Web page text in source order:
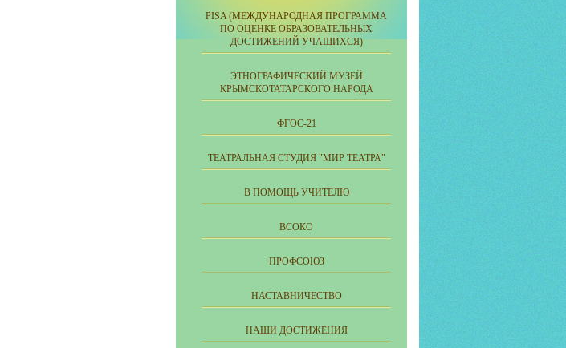
PISA (МЕЖДУНАРОДНАЯ ПРОГРАММА
ПО ОЦЕНКЕ ОБРАЗОВАТЕЛЬНЫХ
ДОСТИЖЕНИЙ УЧАЩИХСЯ)
ЭТНОГРАФИЧЕСКИЙ МУЗЕЙ
КРЫМСКОТАТАРСКОГО НАРОДА
ФГОС-21
ТЕАТРАЛЬНАЯ СТУДИЯ "МИР ТЕАТРА"
В ПОМОЩЬ УЧИТЕЛЮ
ВСОКО
ПРОФСОЮЗ
НАСТАВНИЧЕСТВО
НАШИ ДОСТИЖЕНИЯ